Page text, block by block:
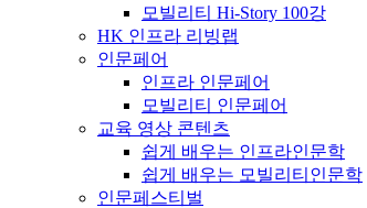
모빌리티 Hi-Story 100강
HK 인프라 리빙랩
인문페어
인프라 인문페어
모빌리티 인문페어
교육 영상 콘텐츠
쉽게 배우는 인프라인문학
쉽게 배우는 모빌리티인문학
인문페스티벌